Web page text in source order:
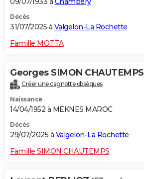
Décès
31/07/2025 à Valgelon-La Rochette
Famille MOTTA
Georges SIMON CHAUTEMPS
Créer une cagnotte obsèques
Naissance
14/04/1952 à MEKNES MAROC
Décès
29/07/2025 à Valgelon-La Rochette
Famille SIMON CHAUTEMPS